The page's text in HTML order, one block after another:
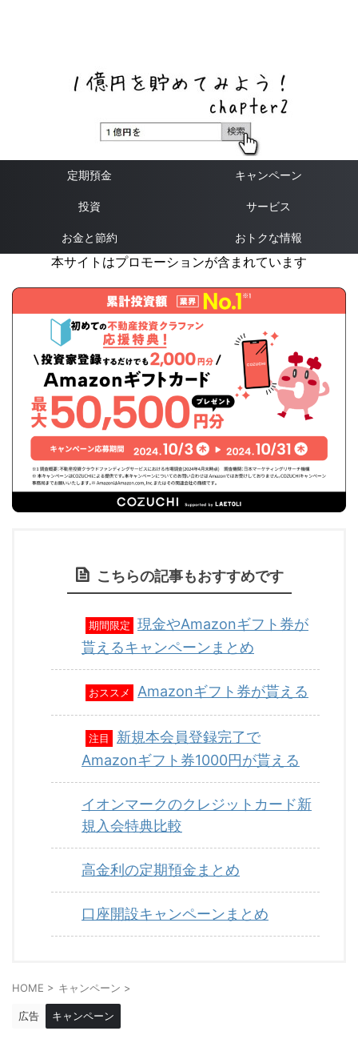
定期預金 キャンペーン
投資 サービス
お金と節約 おトクな情報
本サイトはプロモーションが含まれています
こちらの記事もおすすめです
期間限定
現金やAmazonギフト券が
貰えるキャンペーンまとめ
おススメ Amazonギフト券が貰える
注目
新規本会員登録完了で
Amazonギフト券1000円が貰える
イオンマークのクレジットカード新
規入会特典比較
高金利の定期預金まとめ
口座開設キャンペーンまとめ
HOME > キャンペーン >
広告 キャンペーン